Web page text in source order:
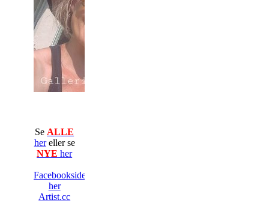
Se ALLE
hereller se
NYE her
Facebooksiden
her
Artist.cc